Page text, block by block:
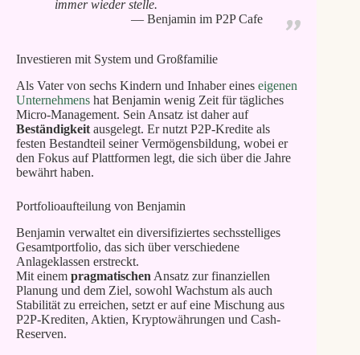
immer wieder stelle.
Benjamin im P2P Cafe
Investieren mit System und Großfamilie
Als Vater von sechs Kindern und Inhaber eines eigenen
Unternehmenshat Benjamin wenig Zeit für tägliches
Micro-Management. Sein Ansatz ist daher auf
Beständigkeitausgelegt. Er nutzt P2P-Kredite als
festen Bestandteil seiner Vermögensbildung, wobei er
den Fokus auf Plattformen legt, die sich über die Jahre
bewährt haben.
Portfolioaufteilung von Benjamin
Benjamin verwaltet ein diversifiziertes sechsstelliges
Gesamtportfolio, das sich über verschiedene
Anlageklassen erstreckt.
Mit einem pragmatischen Ansatz zur finanziellen
Planung und dem Ziel, sowohl Wachstum als auch
Stabilität zu erreichen, setzt er auf eine Mischung aus
P2P-Krediten, Aktien, Kryptowährungen und Cash-
Reserven.